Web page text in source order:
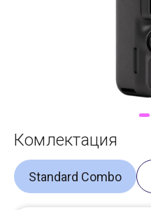
Комлектация
Standard Combo